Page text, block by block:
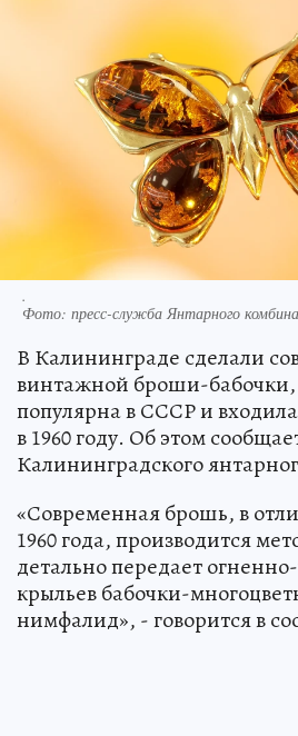
.
Фото: пресс-служба Янтарного
В Калининграде сделали
винтажной броши-бабочки,
популярна в СССР и
в 1960 году. Об этом
Калининградского
«Современная брошь, в
1960 года, производится
детально передает
крыльев бабочки-
нимфалид», - говорится в